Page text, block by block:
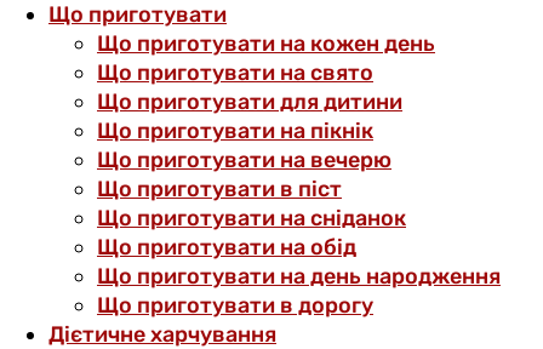
Що приготувати
Що приготувати на кожен день
Що приготувати на свято
Що приготувати для дитини
Що приготувати на пікнік
Що приготувати на вечерю
Що приготувати в піст
Що приготувати на сніданок
Що приготувати на обід
Що приготувати на день народження
Що приготувати в дорогу
Дієтичне харчування